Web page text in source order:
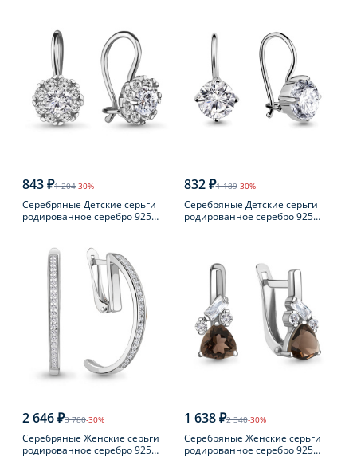
843 ₽1 204-30%
Серебряные Детские серьги
родированное серебро 925
832 ₽1 189-30%
Серебряные Детские серьги
родированное серебро 925
2 646 ₽3 780-30%
Серебряные Женские серьги
родированное серебро 925
1 638 ₽2 340-30%
Серебряные Женские серьги
родированное серебро 925